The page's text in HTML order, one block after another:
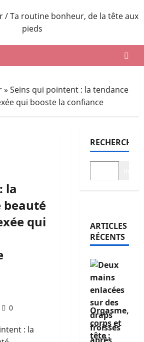
» Seins qui pointent : la tendance
qui booste la confiance
la
beauté
qui
0
RECHERCHER
ARTICLES
RÉCENTS
Orgasme,
corps et
tête :